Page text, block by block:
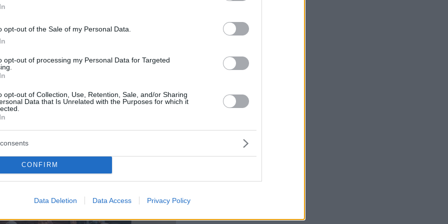
opt-out of the Sale of my Personal Data.
opt-out of processing my Personal Data for Targeted
opt-out of Collection, Use, Retention, Sale, and/or Sharing
Data that Is Unrelated with the Purposes for which it
CONFIRM
Data Deletion Data Access Privacy Policy
Corano o la vivace ricerca del takjil, è spesso ciò
permette loro di ricollegarsi all’essenza
solidale e strettamente connessa. Molti si